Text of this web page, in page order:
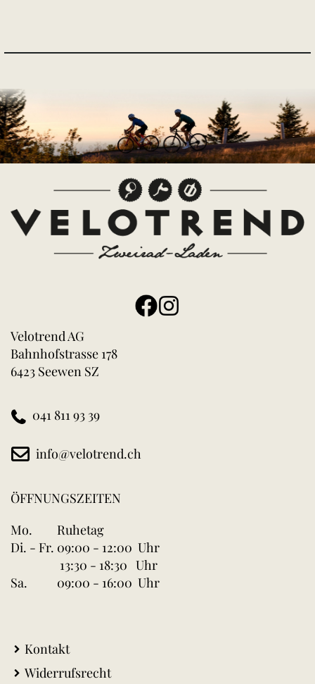
Velotrend AG
Bahnhofstrasse 178
6423 Seewen SZ
041 811 93 39
info@velotrend.ch
ÖFFNUNGSZEITEN
Mo.
Ruhetag
Di. - Fr. 09:00 - 12:00 Uhr
13:30 - 18:30 Uhr
Sa.
09:00 - 16:00 Uhr
Kontakt
Widerrufsrecht